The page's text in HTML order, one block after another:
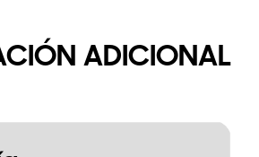
ADICIONAL